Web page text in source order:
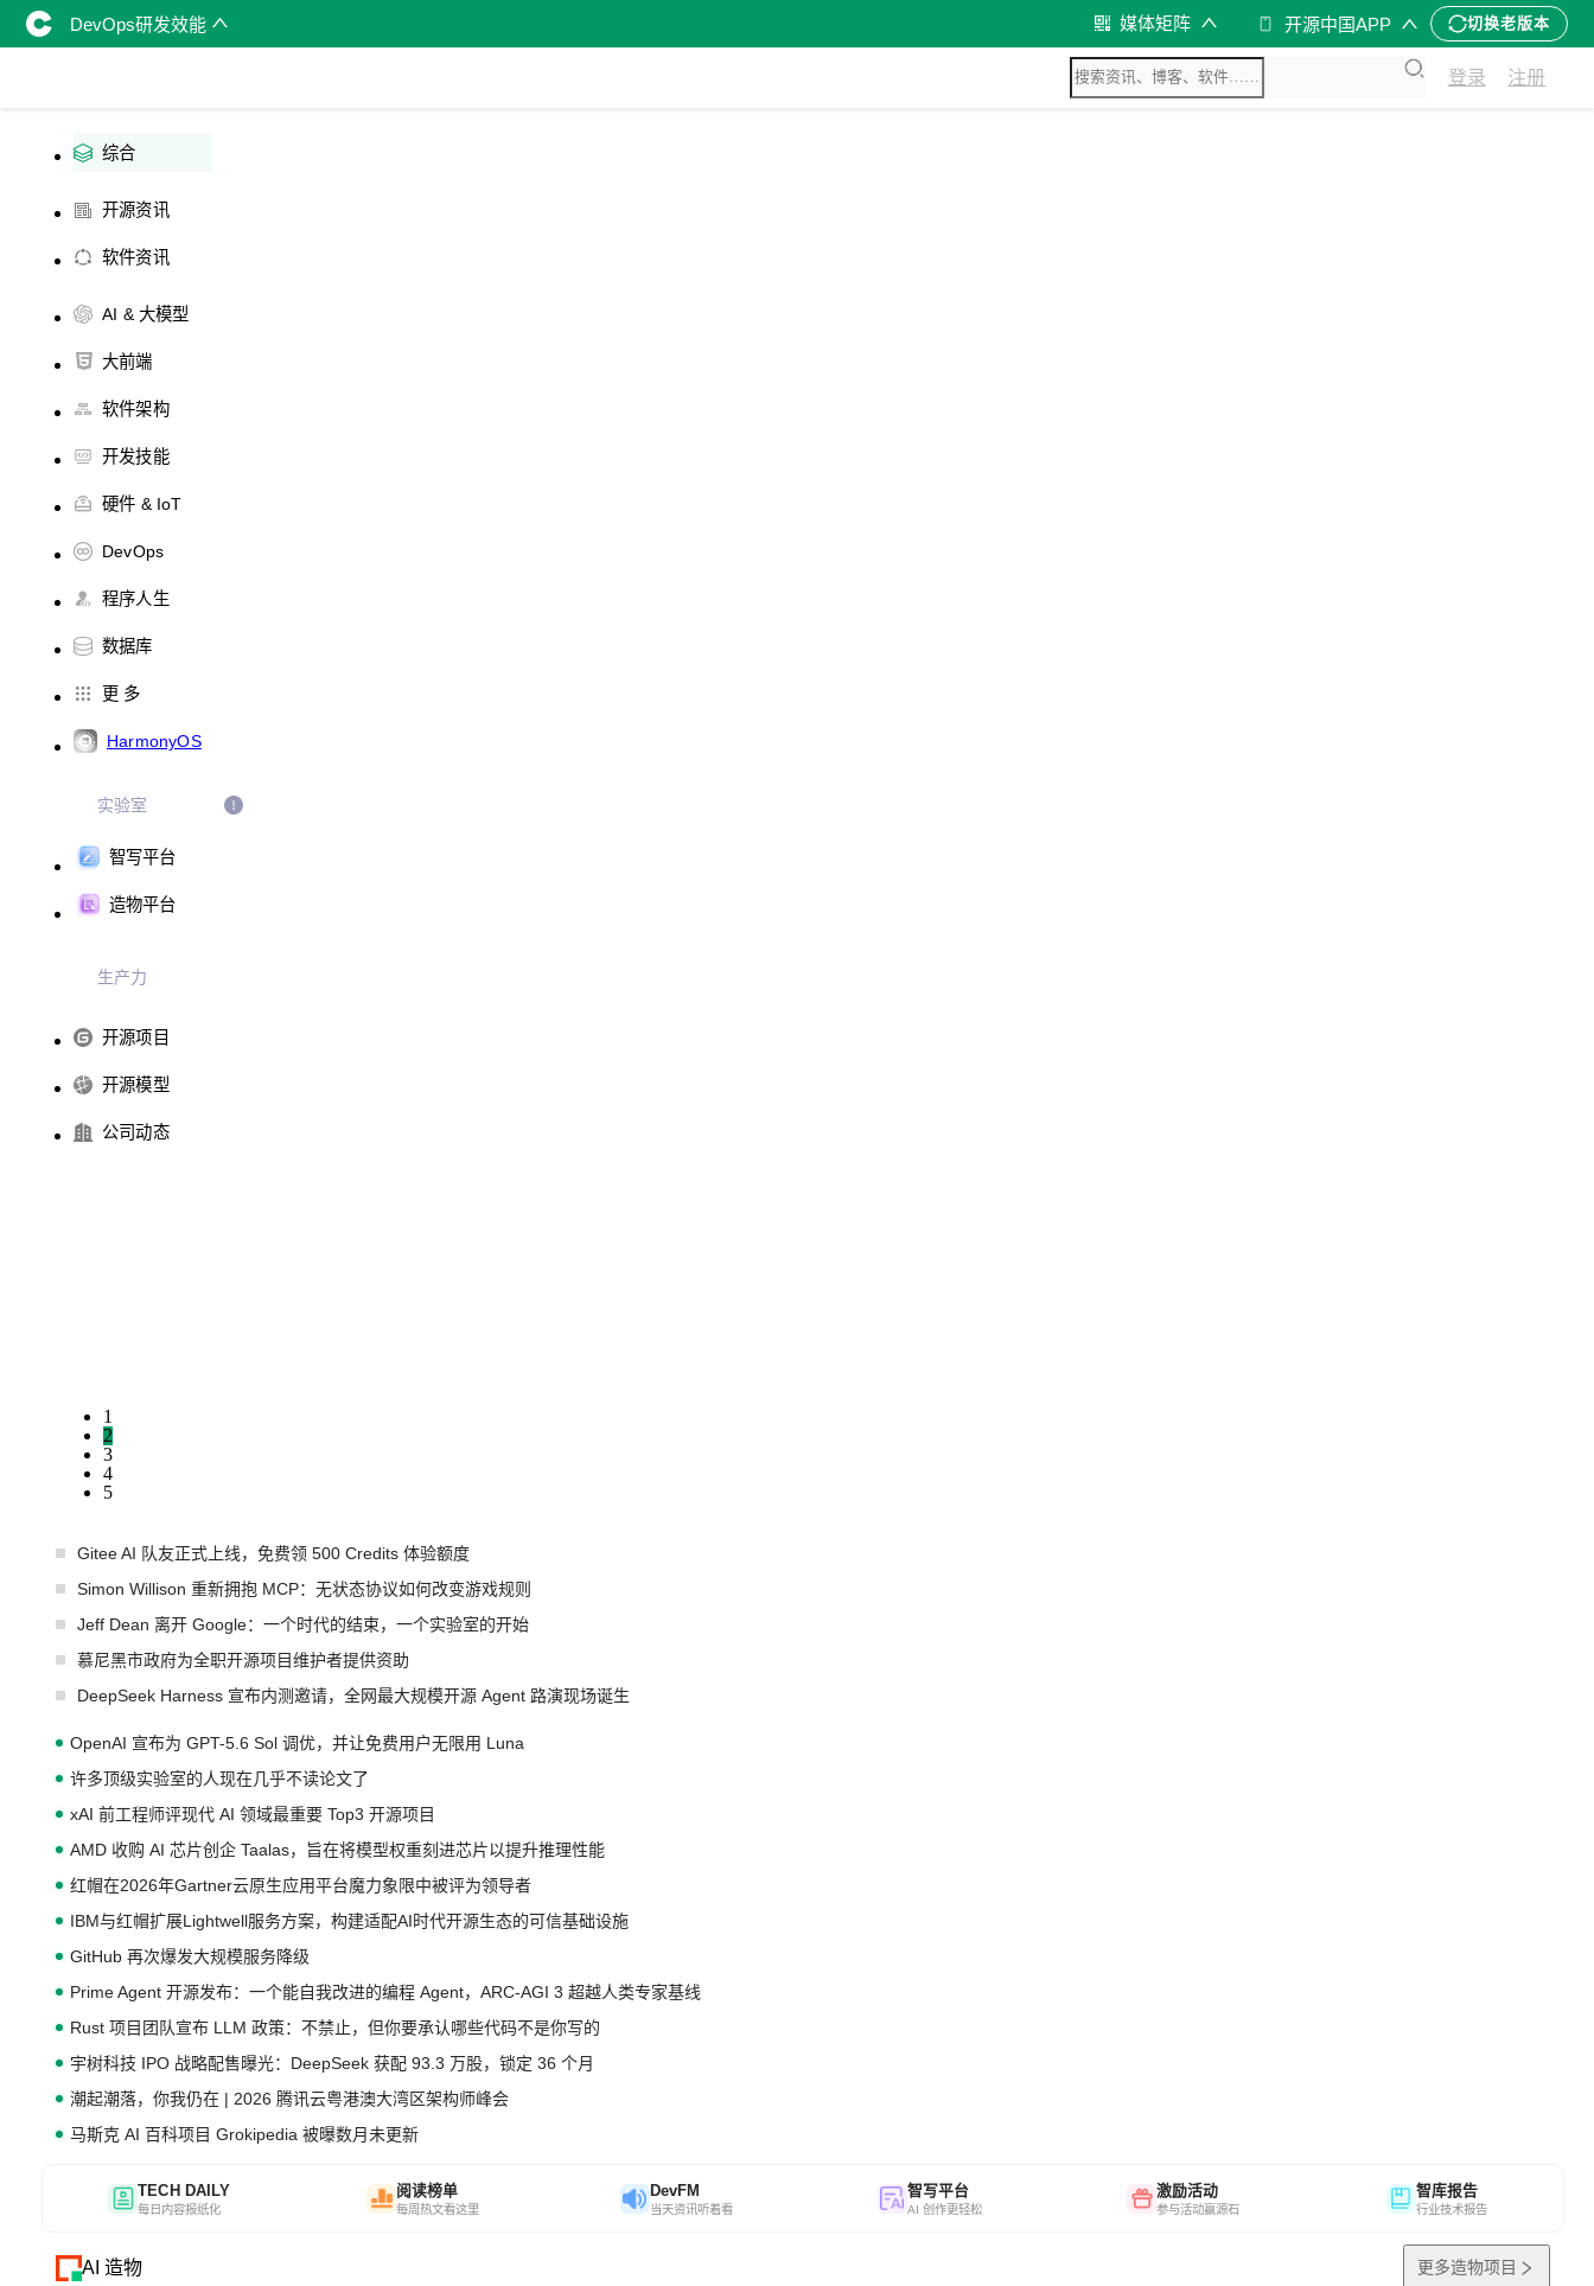
DevOps研发效能 媒体矩阵 开源中国APP 切换老版本
登录 注册
综合
开源资讯
软件资讯
AI & 大模型
大前端
软件架构
开发技能
硬件 & IoT
DevOps
程序人生
数据库
更 多
HarmonyOS
实验室
智写平台
造物平台
生产力
开源项目
开源模型
公司动态
1
2
3
4
5
Gitee AI 队友正式上线，免费领 500 Credits 体验额度
Simon Willison 重新拥抱 MCP：无状态协议如何改变游戏规则
Jeff Dean 离开 Google：一个时代的结束，一个实验室的开始
慕尼黑市政府为全职开源项目维护者提供资助
DeepSeek Harness 宣布内测邀请，全网最大规模开源 Agent 路演现场诞生
OpenAI 宣布为 GPT-5.6 Sol 调优，并让免费用户无限用 Luna
许多顶级实验室的人现在几乎不读论文了
xAI 前工程师评现代 AI 领域最重要 Top3 开源项目
AMD 收购 AI 芯片创企 Taalas，旨在将模型权重刻进芯片以提升推理性能
红帽在2026年Gartner云原生应用平台魔力象限中被评为领导者
IBM与红帽扩展Lightwell服务方案，构建适配AI时代开源生态的可信基础设施
GitHub 再次爆发大规模服务降级
Prime Agent 开源发布：一个能自我改进的编程 Agent，ARC-AGI 3 超越人类专家基线
Rust 项目团队宣布 LLM 政策：不禁止，但你要承认哪些代码不是你写的
宇树科技 IPO 战略配售曝光：DeepSeek 获配 93.3 万股，锁定 36 个月
潮起潮落，你我仍在 | 2026 腾讯云粤港澳大湾区架构师峰会
马斯克 AI 百科项目 Grokipedia 被曝数月未更新
TECH DAILY
每日内容报纸化
阅读榜单
每周热文看这里
DevFM
当天资讯听着看
智写平台
AI 创作更轻松
激励活动
参与活动赢源石
智库报告
行业技术报告
AI 造物 更多造物项目